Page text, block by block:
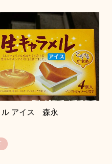
ル アイス 森永